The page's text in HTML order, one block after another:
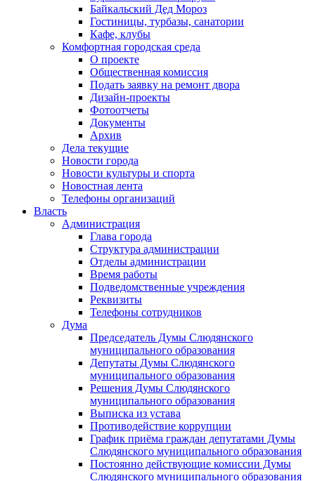
Байкальский Дед Мороз
Гостиницы, турбазы, санатории
Кафе, клубы
Комфортная городская среда
О проекте
Общественная комиссия
Подать заявку на ремонт двора
Дизайн-проекты
Фотоотчеты
Документы
Архив
Дела текущие
Новости города
Новости культуры и спорта
Новостная лента
Телефоны организаций
Власть
Администрация
Глава города
Структура администрации
Отделы администрации
Время работы
Подведомственные учреждения
Реквизиты
Телефоны сотрудников
Дума
Председатель Думы Слюдянского
муниципального образования
Депутаты Думы Слюдянского
муниципального образования
Решения Думы Слюдянского
муниципального образования
Выписка из устава
Противодействие коррупции
График приёма граждан депутатами Думы
Слюдянского муниципального образования
Постоянно действующие комиссии Думы
Слюдянского муниципального образования